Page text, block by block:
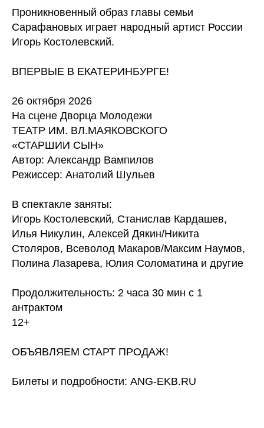
Проникновенный образ главы семьи
Сарафановых играет народный артист России
Игорь Костолевский.
ВПЕРВЫЕ В ЕКАТЕРИНБУРГЕ!
26 октября 2026
На сцене Дворца Молодежи
ТЕАТР ИМ. ВЛ.МАЯКОВСКОГО
«СТАРШИИ СЫН»
Автор: Александр Вампилов
Режиссер: Анатолий Шульев
В спектакле заняты:
Игорь Костолевский, Станислав Кардашев,
Илья Никулин, Алексей Дякин/Никита
Столяров, Всеволод Макаров/Максим Наумов,
Полина Лазарева, Юлия Соломатина и другие
Продолжительность: 2 часа 30 мин с 1
антрактом
12+
ОБЪЯВЛЯЕМ СТАРТ ПРОДАЖ!
Билеты и подробности: ANG-EKB.RU